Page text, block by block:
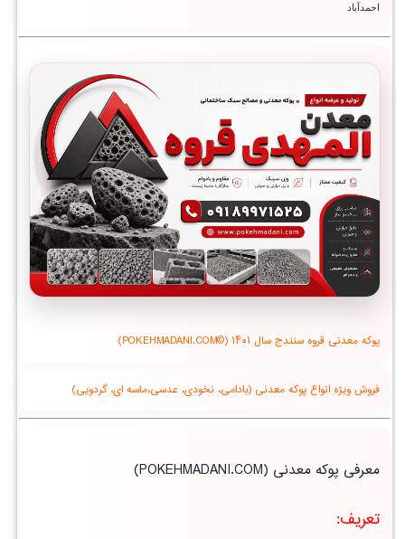
احمدآباد
پوکه معدنی قروه سنندج سال ۱۴۰۱ (©POKEHMADANI.COM)
فروش ویژه انواع پوکه معدنی (بادامی، نخودی، عدسی،ماسه ای، گردویی)
معرفی پوکه معدنی (POKEHMADANI.COM)
تعریف: